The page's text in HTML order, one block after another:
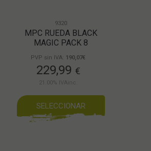
9320
MPC RUEDA BLACK
MAGIC PACK 8
PVP sin IVA: 190,07€
229,99 €
21.00% IVAinc.
SELECCIONAR